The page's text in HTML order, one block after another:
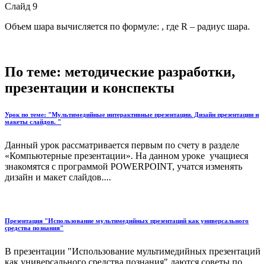
Слайд 9
Объем шара вычисляется по формуле: , где R – радиус шара.
По теме: методические разработки,
презентации и конспекты
Урок по теме: "Мультимедийные интерактивные презентации. Дизайн презентации и
макеты слайдов. "
Данный урок рассматривается первым по счету в разделе
«Компьютерные презентации». На данном уроке учащиеся
знакомятся с программой POWERPOINT, учатся изменять
дизайн и макет слайдов....
Презентация "Использование мультимедийных презентаций как универсального
средства познания"
В презентации "Использование мультимедийных презентаций